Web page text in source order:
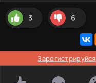
3 6
Зарегистрируйся